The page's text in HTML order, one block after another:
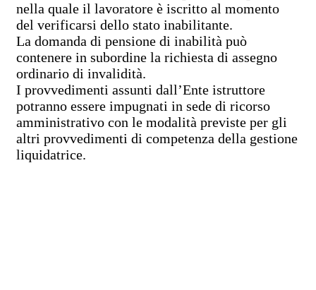
nella quale il lavoratore è iscritto al momento
del verificarsi dello stato inabilitante.
La domanda di pensione di inabilità può
contenere in subordine la richiesta di assegno
ordinario di invalidità.
I provvedimenti assunti dall’Ente istruttore
potranno essere impugnati in sede di ricorso
amministrativo con le modalità previste per gli
altri provvedimenti di competenza della gestione
liquidatrice.